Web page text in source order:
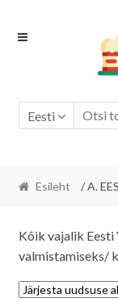
Skip
Skip
Eesti
Esileht / A.
Kõik vajalik Eesti
valmistamiseks/